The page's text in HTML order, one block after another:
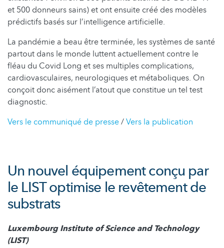
et 500 donneurs sains) et ont ensuite créé des modèles
prédictifs basés sur l’intelligence artificielle.
La pandémie a beau être terminée, les systèmes de santé
partout dans le monde luttent actuellement contre le
fléau du Covid Long et ses multiples complications,
cardiovasculaires, neurologiques et métaboliques. On
conçoit donc aisément l’atout que constitue un tel test
diagnostic.
Vers le communiqué de presse/Vers la publication
Un nouvel équipement conçu par
le LIST optimise le revêtement de
substrats
Luxembourg Institute of Science and Technology
(LIST)